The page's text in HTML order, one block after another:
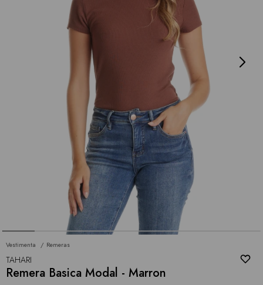
Vestimenta Remeras
TAHARI
Remera Basica Modal - Marron